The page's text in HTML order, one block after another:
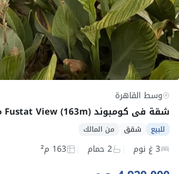
وسط القاهرة
للبيع شقق من المالك
3 غ نوم 2 حمام 163 م²